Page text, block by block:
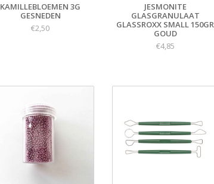
KAMILLEBLOEMEN 3G
GESNEDEN
€2,50
JESMONITE
GLASGRANULAAT
GLASSROXX SMALL 150GR
GOUD
€4,85